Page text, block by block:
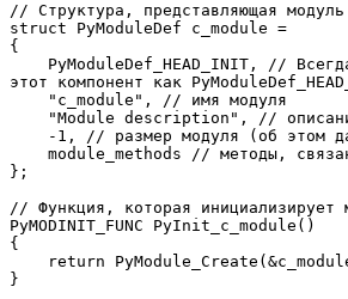
// Структура, представляющая модуль
struct PyModuleDef c_module =
{
этот компонент как
    "c_module", // имя модуля
"Module description", //
-1, // размер модуля (об этом
module_methods // методы,
};
// Функция, которая инициализирует
PyMODINIT_FUNC PyInit_c_module()
{
return
}